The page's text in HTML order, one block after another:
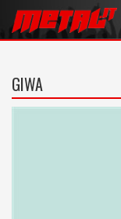
GIWA